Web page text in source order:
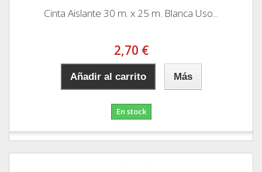
Cinta Aislante 30 m. x 25 m. Blanca Uso...
2,70 €
Añadir al carrito Más
En stock